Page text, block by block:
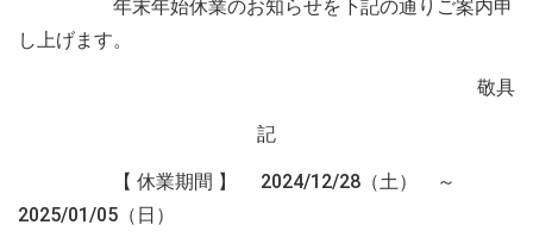
年末年始休業のお知らせを下記の通りご案内申
し上げます。
敬具
記
【 休業期間 】 2024/12/28（土） ～
2025/01/05（日）